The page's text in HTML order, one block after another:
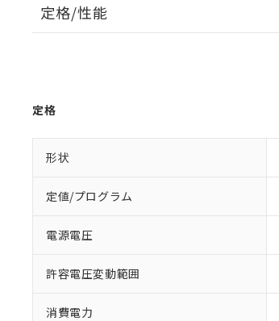
定格/性能
定格
形状
定値/プログラム
電源電圧
許容電圧変動範囲
消費電力